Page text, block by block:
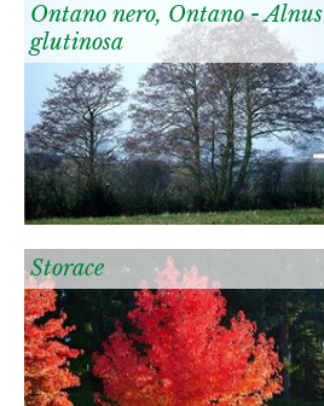
Ontano nero, Ontano - Alnus
glutinosa
Storace